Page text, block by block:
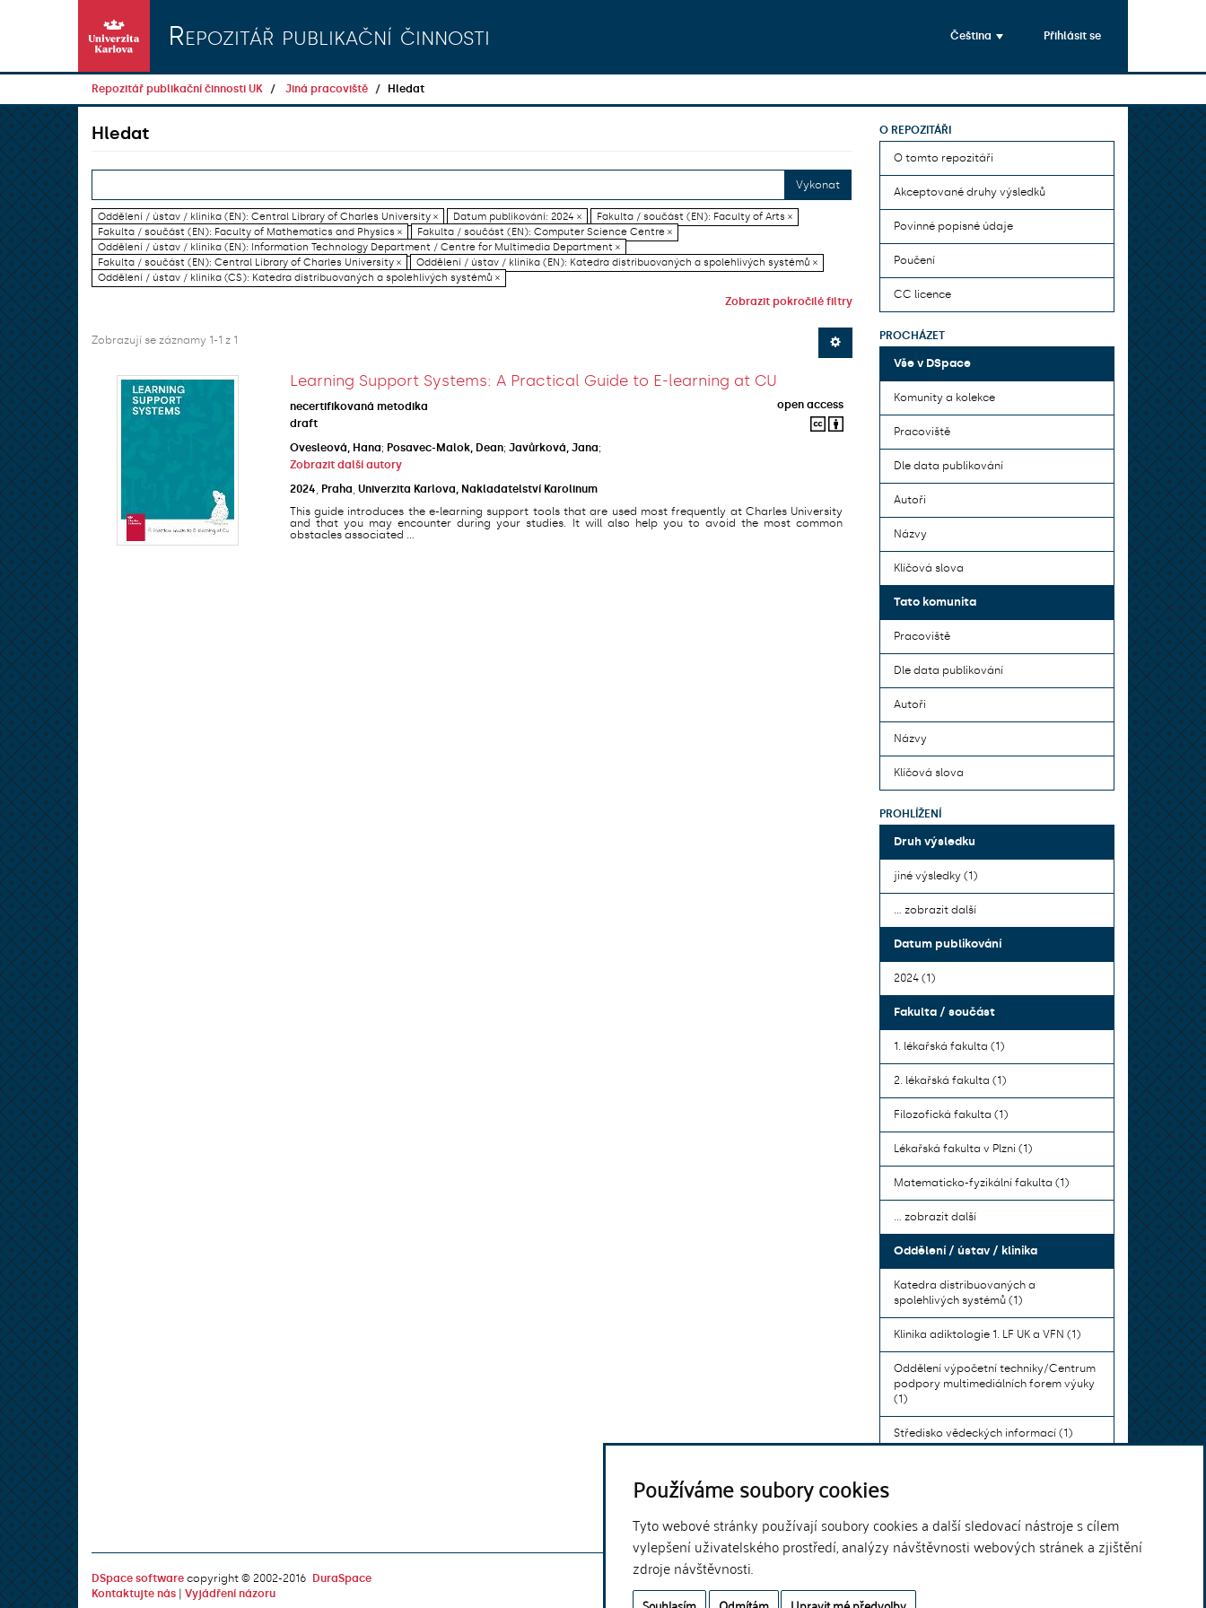
Používáme soubory cookies
Tyto webové stránky používají soubory cookies a další sledovací nástroje s cílem
vylepšení uživatelského prostředí, analýzy návštěvnosti webových stránek a zjištění
zdroje návštěvnosti.
Repozitář publikační činnosti Čeština Přihlásit se
Repozitář publikační činnosti UK Jiná pracoviště Hledat
Hledat
Vykonat
Oddělení / ústav / klinika (EN): Central Library of Charles University × Datum publikování: 2024 ×
Fakulta / součást (EN): Faculty of Arts ×
Fakulta / součást (EN): Faculty of Mathematics and Physics ×
Fakulta / součást (EN): Computer Science Centre ×
Oddělení / ústav / klinika (EN): Information Technology Department / Centre for Multimedia Department ×
Fakulta / součást (EN): Central Library of Charles University ×
Oddělení / ústav / klinika (EN): Katedra distribuovaných a spolehlivých systémů ×
Oddělení / ústav / klinika (CS): Katedra distribuovaných a spolehlivých systémů ×
Zobrazit pokročilé filtry
Zobrazují se záznamy 1-1 z 1
Learning Support Systems: A Practical Guide to E-learning at CU
necertifikovaná metodika
open access
draft
Ovesleová, Hana; Posavec-Malok, Dean; Javůrková, Jana;
Zobrazit další autory
2024
Praha Univerzita Karlova, Nakladatelství Karolinum
This guide introduces the e-learning support tools that are used most frequently at Charles University
and that you may encounter during your studies. It will also help you to avoid the most common
obstacles associated ...
O REPOZITÁŘI
O tomto repozitáři
Akceptované druhy výsledků
Povinné popisné údaje
Poučení
CC licence
PROCHÁZET
Vše v DSpace
Komunity a kolekce
Pracoviště
Dle data publikování
Autoři
Názvy
Klíčová slova
Tato komunita
Pracoviště
Dle data publikování
Autoři
Názvy
Klíčová slova
PROHLÍŽENÍ
Druh výsledku
jiné výsledky (1)
... zobrazit další
Datum publikování
2024 (1)
Fakulta / součást
1. lékařská fakulta (1)
2. lékařská fakulta (1)
Filozofická fakulta (1)
Lékařská fakulta v Plzni (1)
Matematicko-fyzikální fakulta (1)
... zobrazit další
Oddělení / ústav / klinika
Katedra distribuovaných a
spolehlivých systémů (1)
Klinika adiktologie 1. LF UK a VFN (1)
Oddělení výpočetní techniky/Centrum
podpory multimediálních forem výuky
(1)
Středisko vědeckých informací (1)
DSpace software copyright © 2002-2016
DuraSpace
Kontaktujte nás
Vyjádření názoru